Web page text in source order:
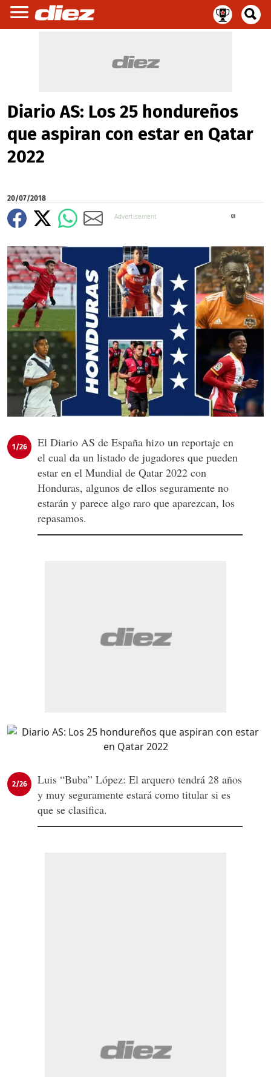
Diario AS: Los 25 hondureños
que aspiran con estar en Qatar
2022
20/07/2018
1/26
El Diario AS de España hizo un reportaje en
el cual da un listado de jugadores que pueden
estar en el Mundial de Qatar 2022 con
Honduras, algunos de ellos seguramente no
estarán y parece algo raro que aparezcan, los
repasamos.
2/26
Luis “Buba” López: El arquero tendrá 28 años
y muy seguramente estará como titular si es
que se clasifica.
X